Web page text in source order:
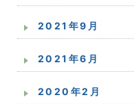
2021年9月
2021年6月
2020年2月